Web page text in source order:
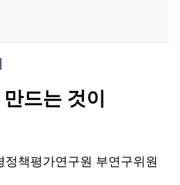
드는 것이
정책평가연구원 부연구위원